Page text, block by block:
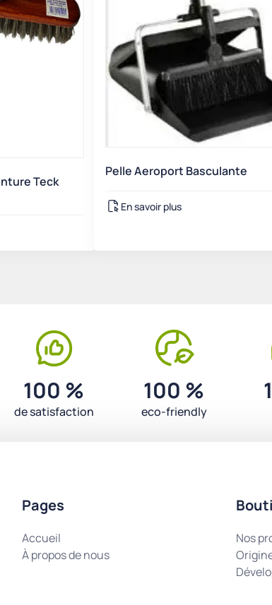
Teck
Pelle Aeroport Basculante
En savoir plus
100 %
de satisfaction
100 %
eco-friendly
Pages
Accueil
À propos de nous
Nos